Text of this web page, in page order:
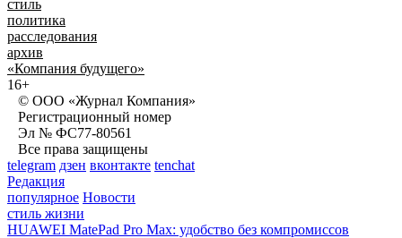
стиль
политика
расследования
архив
«Компания будущего»
16+
© ООО «Журнал Компания»
Регистрационный номер
Эл № ФС77-80561
Все права защищены
telegram дзен вконтакте tenchat
Редакция
популярное Новости
стиль жизни
HUAWEI MatePad Pro Max: удобство без компромиссов